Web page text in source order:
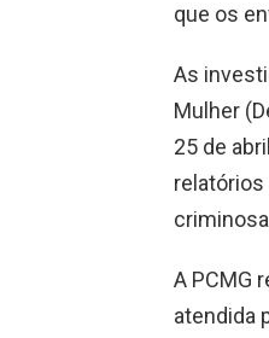
que os
As
Mulher
25 de
A PCMG
atendida